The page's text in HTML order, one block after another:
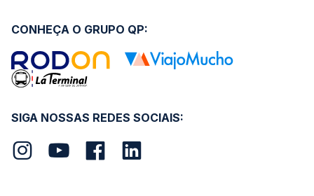
SIGA NOSSAS REDES SOCIAIS:
CONHEÇA O GRUPO QP: